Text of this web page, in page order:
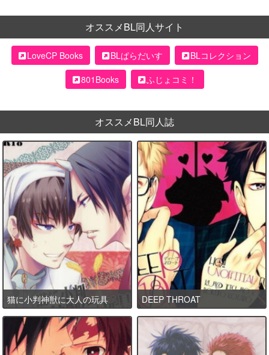
オススメBL同人サイト
LoveCP Books BLぱらだいす
BLコレクション
801Books
ふじょコミ！
オススメBL同人誌
猫に小判神獣に大人の玩具 DEEP THROAT